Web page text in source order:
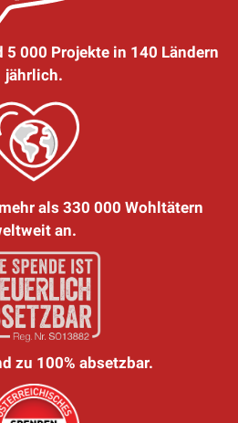
5 000 Projekte in 140 Ländern
jährlich.
als 330 000 Wohltätern
an.
zu 100% absetzbar.